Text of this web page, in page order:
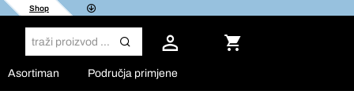
Shop
Asortiman Područja primjene